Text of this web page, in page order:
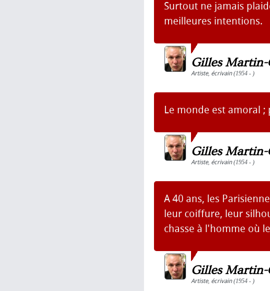
Surtout ne jamais
meilleures intentions.
Gilles
Artiste, écrivain(1954 - )
Le monde est amoral
Gilles
Artiste, écrivain(1954 - )
A 40 ans, les
leur coiffure, leur
chasse à l'homme où
Gilles
Artiste, écrivain(1954 - )